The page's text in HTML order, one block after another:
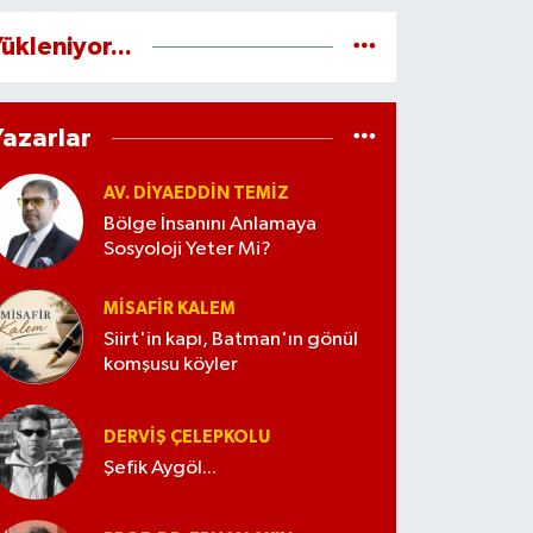
AV. DIYAEDDIN TEMIZ
Bölge İnsanını Anlamaya
Sosyoloji Yeter Mi?
MISAFIR KALEM
Siirt'in kapı, Batman'ın gönül
komşusu köyler
DERVIŞ ÇELEPKOLU
Şefik Aygöl...